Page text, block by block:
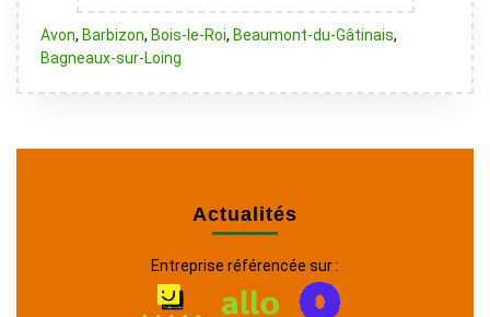
Avon, Barbizon, Bois-le-Roi, Beaumont-du-Gâtinais,
Bagneaux-sur-Loing
Actualités
Entreprise référencée sur :